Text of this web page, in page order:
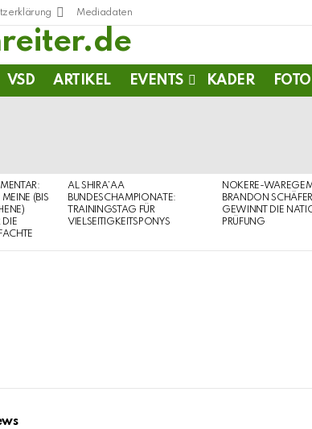
Mediadaten
VSD ARTIKEL EVENTS KADER
(BIS
DIE
AL SHIRA’AA
BUNDESCHAMPIONATE:
TRAININGSTAG FÜR
VIELSEITIGKEITSPONYS
NOKERE-
BRANDON
GEWINNT DIE
PRÜFUNG